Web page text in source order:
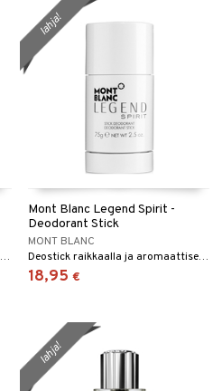
Rempseältä tuoksuva deostick Mont Blancilta
Mont Blanc Legend Spirit -
Deodorant Stick
MONT BLANC
Deostick raikkaalla ja aromaattisella tuoksulla - Mont Blanc
18,95 €
lahja!
lahja!